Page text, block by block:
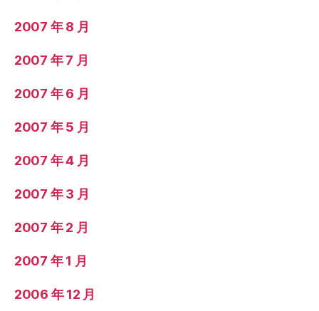
2007 年 8 月
2007 年 7 月
2007 年 6 月
2007 年 5 月
2007 年 4 月
2007 年 3 月
2007 年 2 月
2007 年 1 月
2006 年 12 月